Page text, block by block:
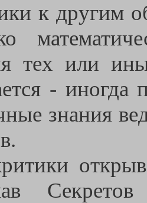
к другим
тех или
- иногда
знания